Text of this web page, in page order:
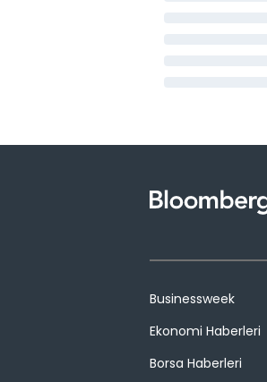
Businessweek
Ekonomi Haberleri
Borsa Haberleri